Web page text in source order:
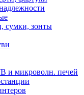
сумки, зонты
и микроволн. печей